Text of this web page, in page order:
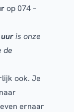
op074 –
uuris onze
de
ook. Je
ernaar